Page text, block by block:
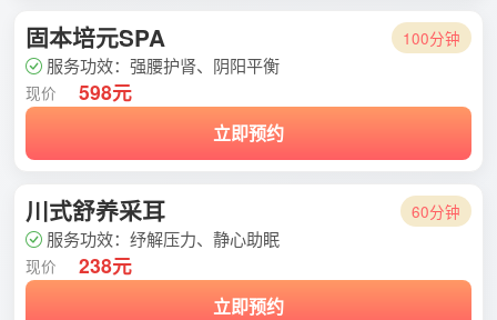
固本培元SPA 100分钟
服务功效：强腰护肾、阴阳平衡
现价 598元
立即预约
川式舒养采耳 60分钟
服务功效：纾解压力、静心助眠
现价 238元
立即预约